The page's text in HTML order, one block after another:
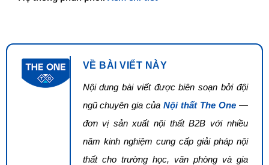
VỀ BÀI VIẾT NÀY
Nội dung bài viết được biên soạn bởi đội
ngũ chuyên gia của Nội thất The One—
đơn vị sản xuất nội thất B2B với nhiều
năm kinh nghiệm cung cấp giải pháp nội
thất cho trường học, văn phòng và gia